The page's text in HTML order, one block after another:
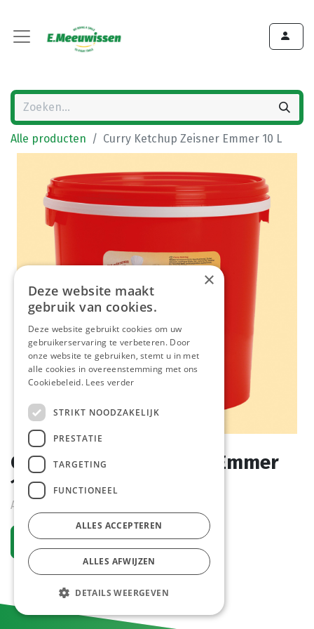
Alle producten Curry Ketchup Zeisner Emmer 10 L
Curry Ketchup Zeisner Emmer
10 L
Actief
Vraag een account aan
×
Deze website maakt
gebruik van cookies.
Deze website gebruikt cookies om uw
gebruikerservaring te verbeteren. Door
onze website te gebruiken, stemt u in met
alle cookies in overeenstemming met ons
Cookiebeleid. Lees verder
STRIKT NOODZAKELIJK
PRESTATIE
TARGETING
FUNCTIONEEL
ALLES ACCEPTEREN
ALLES AFWIJZEN
DETAILS WEERGEVEN